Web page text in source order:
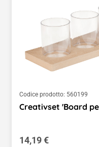
Codice prodotto: 560199
Creativset 'Board
Prezzo normale:
14,19 €